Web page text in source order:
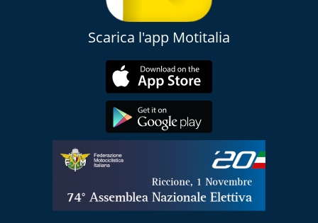
Scarica l'app Motitalia